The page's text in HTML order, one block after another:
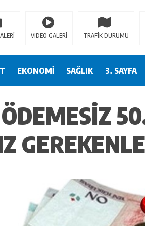
VIDEO GALERİ TRAFİK DURUMU
EKONOMİ SAĞLIK 3. SAYFA
ÖDEMESIZ